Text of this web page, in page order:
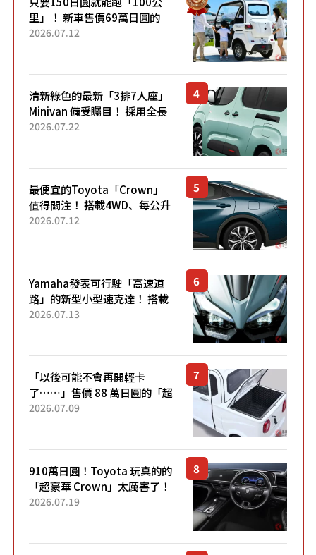
里」！ 新車售價69萬日圓的
「3人座」Trike大受歡迎！ 順
2026.07.12
清新綠色的最新「3排7人座」
Minivan 備受矚目！ 採用全長
4.7公尺剛剛好的車身尺寸與
2026.07.22
最便宜的Toyota「Crown」
值得關注！ 搭載4WD、每公升
22.4公里低油耗表現超亮眼！
2026.07.12
Yamaha發表可行駛「高速道
路」的新型小型速克達！ 搭載
能享受超強勁「渦輪感」的動
2026.07.13
「以後可能不會再開輕卡
了……」售價 88 萬日圓的「超
迷你輕型貨車」引發兩極評
了！...
2026.07.09
910萬日圓！Toyota 玩真的的
「超豪華 Crown」太厲害了！
採用由「匠人技藝」打造的
2026.07.19